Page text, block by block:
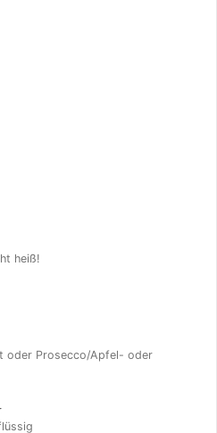
heiß!
oder Prosecco/Apfel- oder